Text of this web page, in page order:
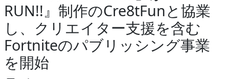
RUN!!』制作のCre8tFunと協業
し、クリエイター支援を含む
Fortniteのパブリッシング事業
を開始